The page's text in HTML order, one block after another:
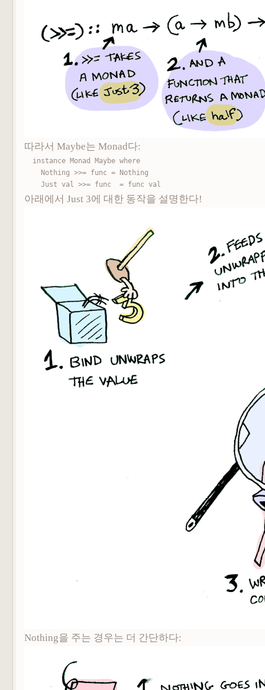
따라서 Maybe는 Monad다:
instance Monad Maybe where
    Nothing >>= func = Nothing
    Just val >>= func  = func val
아래에서 Just 3에 대한 동작을 설명한다!
Nothing을 주는 경우는 더 간단하다: